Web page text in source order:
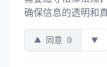
确保信息的透明和
同意 0